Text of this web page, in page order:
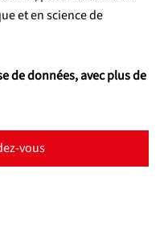
et en science de
de données, avec plus de
vous